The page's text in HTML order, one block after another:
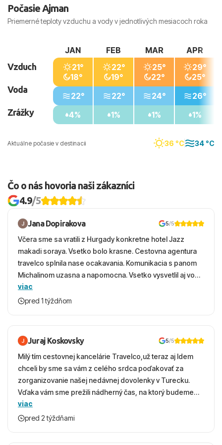
komfortné najmä pre rodiny s deťmi a seniorov.
Počasie Ajman
Priemerné teploty vzduchu a vody v jednotlivých mesiacoch roka
Aktuálne počasie v destinacii 36 °C 34 °C
Vzduch
Voda
Zrážky
JAN
21°
18°
22°
4%
FEB
22°
19°
22°
1%
MAR
25°
22°
24°
1%
APR
29°
25°
26°
1%
Čo o nás hovoria naši zákazníci
4.9/5
Jana Dopirakova 5/5
Včera sme sa vratili z Hurgady konkretne hotel Jazz
makadi soraya. Vsetko bolo krasne. Cestovna agentura
travelco splnila nase ocakavania. Komunikacia s panom
Michalinom uzasna a napomocna. Vsetko vysvetlil aj vo
vecernych hodinach zaco sa ospravedlnujem. Hotel
krasny, cisty. Sluzby top. Strava, prostredie, more,
viac
pred 1 týždňom
Juraj Koskovsky 5/5
Milý tím cestovnej kancelárie Travelco,už teraz aj Idem
chceli by sme sa vám z celého srdca poďakovať za
zorganizovanie našej nedávnej dovolenky v Turecku.
Vďaka vám sme prežili nádherný čas, na ktorý budeme
ešte dlho s úsmevom spomínať. ​Všetko prebehlo
absolútne hladko – od prvotného výberu zájazdu, cez
viac
pred 2 týždňami